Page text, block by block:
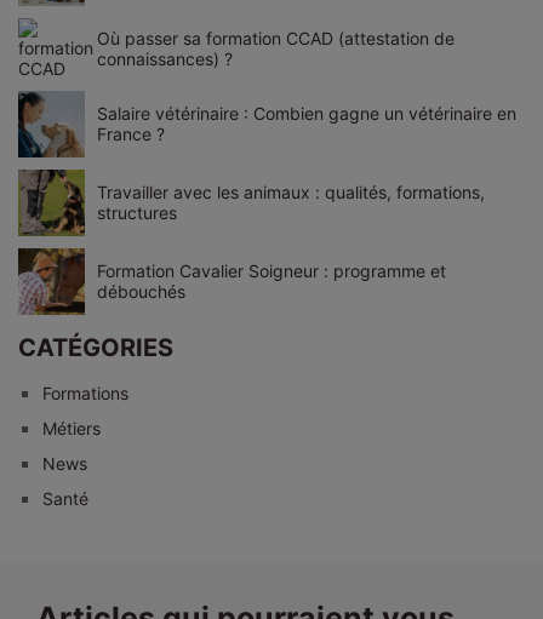
Où passer sa formation CCAD (attestation de
connaissances) ?
Salaire vétérinaire : Combien gagne un vétérinaire en
France ?
Travailler avec les animaux : qualités, formations,
structures
Formation Cavalier Soigneur : programme et
débouchés
CATÉGORIES
Formations
Métiers
News
Santé